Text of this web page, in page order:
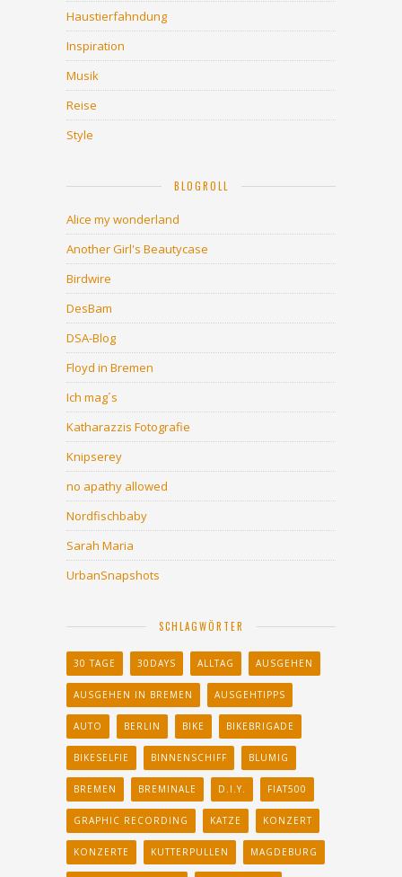
Haustierfahndung
Inspiration
Musik
Reise
Style
BLOGROLL
Alice my wonderland
Another Girl's Beautycase
Birdwire
DesBam
DSA-Blog
Floyd in Bremen
Ich mag´s
Katharazzis Fotografie
Knipserey
no apathy allowed
Nordfischbaby
Sarah Maria
UrbanSnapshots
SCHLAGWÖRTER
30 TAGE 30DAYS ALLTAG AUSGEHEN
AUSGEHEN IN BREMEN AUSGEHTIPPS
AUTO BERLIN BIKE BIKEBRIGADE
BIKESELFIE BINNENSCHIFF BLUMIG
BREMEN BREMINALE D.I.Y. FIAT500
GRAPHIC RECORDING KATZE KONZERT
KONZERTE KUTTERPULLEN MAGDEBURG